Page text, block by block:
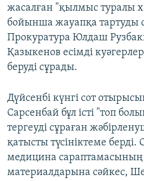
жасалған "қылмыс туралы
бойынша жауапқа тартуды
Прокуратура Юлдаш
Қазыкенов есімді
беруді сұрады.
Дүйсенбі күнгі сот
Сарсенбай бұл істі "топ
тергеуді сұраған
қатысты түсініктеме
медицина
материалдарына сәйкес,